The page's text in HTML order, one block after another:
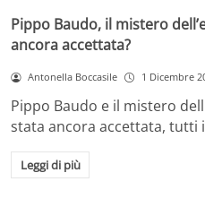
Pippo Baudo, il mistero
ancora accettata?
Antonella Boccasile 1 Dicembre
Pippo Baudo e il mistero
stata ancora accettata, tutti
Leggi di più